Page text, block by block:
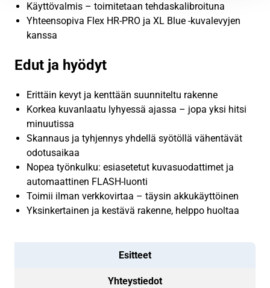
Käyttövalmis – toimitetaan tehdaskalibroituna
Yhteensopiva Flex HR-PRO ja XL Blue -kuvalevyjen
kanssa
Edut ja hyödyt
Erittäin kevyt ja kenttään suunniteltu rakenne
Korkea kuvanlaatu lyhyessä ajassa – jopa yksi hitsi
minuutissa
Skannaus ja tyhjennys yhdellä syötöllä vähentävät
odotusaikaa
Nopea työnkulku: esiasetetut kuvasuodattimet ja
automaattinen FLASH-luonti
Toimii ilman verkkovirtaa – täysin akkukäyttöinen
Yksinkertainen ja kestävä rakenne, helppo huoltaa
Esitteet
Yhteystiedot